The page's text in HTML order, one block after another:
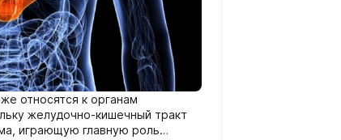
относятся к органам
желудочно-кишечный тракт
играющую главную роль